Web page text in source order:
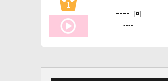
1
---- 回
----